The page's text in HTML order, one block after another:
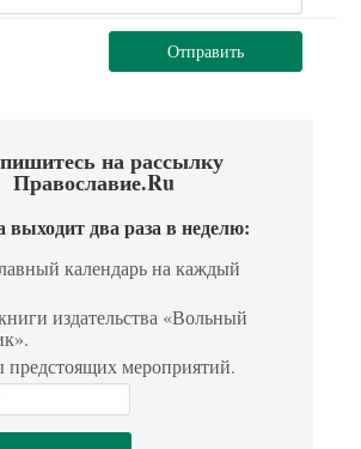
Отправить
на рассылку
Православие.Ru
выходит два раза в неделю:
календарь на каждый
издательства «Вольный
мероприятий.